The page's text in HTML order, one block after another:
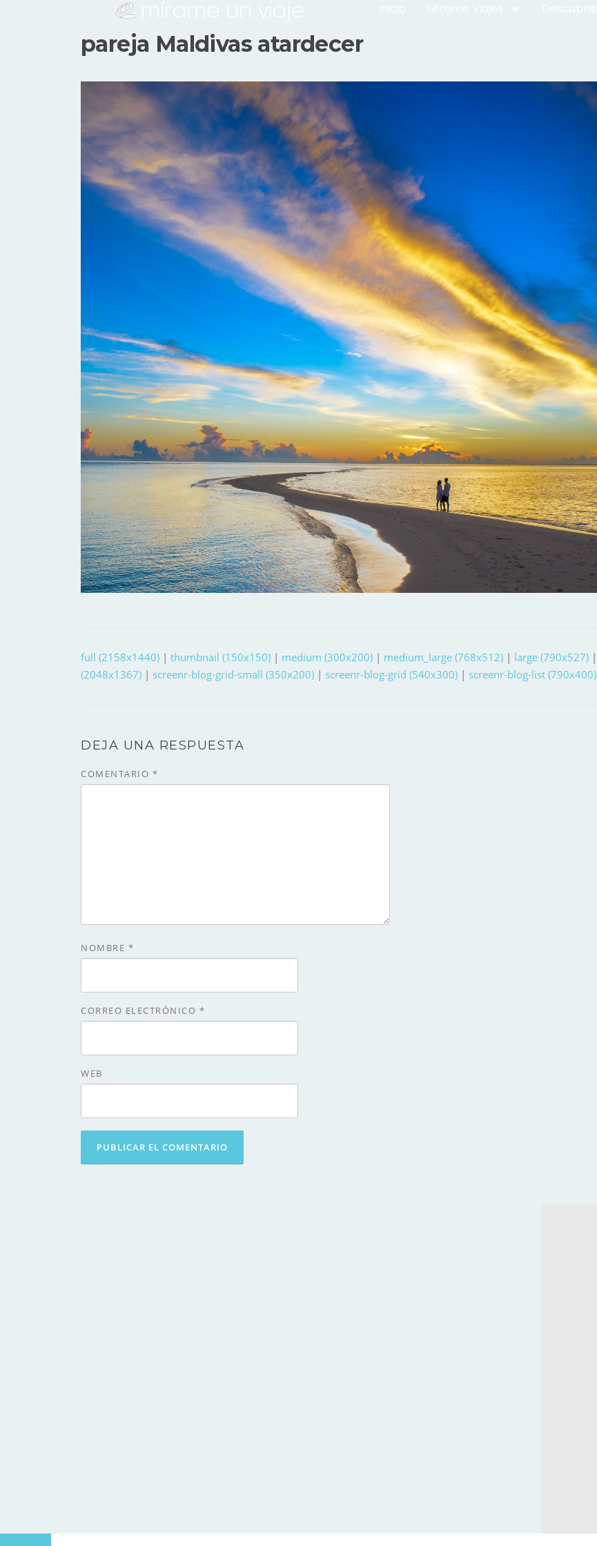
pareja Maldivas atardecer
full (2158x1440) | thumbnail (150x150) | medium (300x200) | medium_large (768x512) | large (790x527) |
(2048x1367) | screenr-blog-grid-small (350x200) | screenr-blog-grid (540x300) | screenr-blog-list (790x400)
DEJA UNA RESPUESTA
COMENTARIO *
NOMBRE *
CORREO ELECTRÓNICO *
WEB